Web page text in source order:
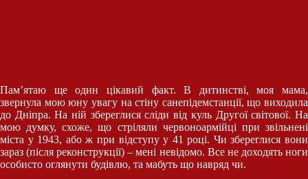
Пам’ятаю ще один цікавий факт. В дитинстві, моя мама,
звернула мою юну увагу на стіну санепідемстанції, що виходила
до Дніпра. На ній збереглися сліди від куль Другої світової. На
мою думку, схоже, що стріляли червоноармійці при звільнені
міста у 1943, або ж при відступу у 41 році. Чи збереглися вони
зараз (після реконструкції) – мені невідомо. Все не доходять ноги
особисто оглянути будівлю, та мабуть що навряд чи.